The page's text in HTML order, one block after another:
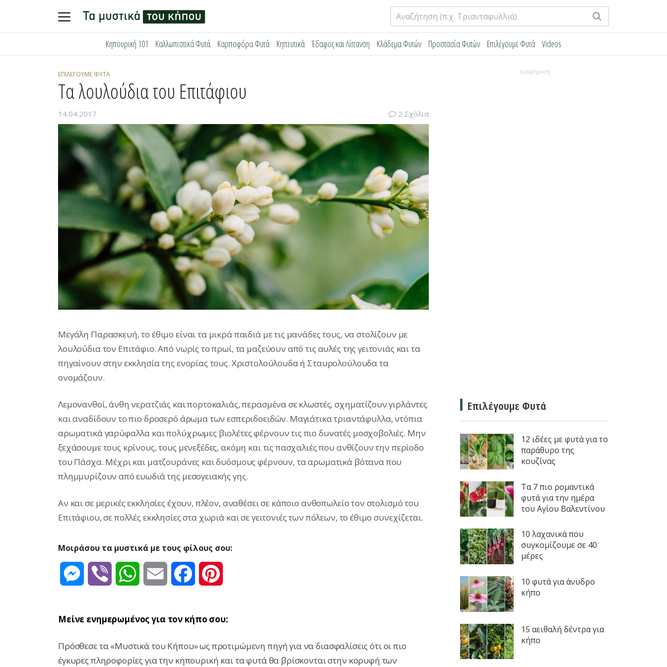
Αναζήτηση
για:
Κηπουρική 101 Καλλωπιστικά Φυτά Καρποφόρα Φυτά Κηπευτικά Έδαφος και Λίπανση Κλάδεμα Φυτών Προστασία Φυτών Επιλέγουμε Φυτά Videos
ΕΠΙΛΈΓΟΥΜΕ ΦΥΤΆ
Τα λουλούδια του Επιτάφιου
14.04.2017 2 Σχόλια
Μεγάλη Παρασκευή, το έθιμο είναι τα μικρά παιδιά με τις μανάδες τους, να στολίζουν με
λουλούδια τον Επιτάφιο. Από νωρίς το πρωί, τα μαζεύουν από τις αυλές της γειτονιάς και τα
πηγαίνουν στην εκκλησία της ενορίας τους. Χριστολούλουδα ή Σταυρολούλουδα τα
ονομάζουν.
Λεμονανθοί, άνθη νερατζιάς και πορτοκαλιάς, περασμένα σε κλωστές, σχηματίζουν γιρλάντες
και αναδίδουν το πιο δροσερό άρωμα των εσπεριδοειδών. Mαγιάτικα τριαντάφυλλα, ντόπια
αρωματικά γαρύφαλλα και πολύχρωμες βιολέτες φέρνουν τις πιο δυνατές μοσχοβολιές. Μην
ξεχάσουμε τους κρίνους, τους μενεξέδες, ακόμη και τις πασχαλιές που ανθίζουν την περίοδο
του Πάσχα. Μέχρι και ματζουράνες και δυόσμους φέρνουν, τα αρωματικά βότανα που
πλημμυρίζουν από ευωδιά της μεσογειακής γης.
Αν και σε μερικές εκκλησίες έχουν, πλέον, αναθέσει σε κάποιο ανθοπωλείο τον στολισμό του
Επιτάφιου, σε πολλές εκκλησίες στα χωριά και σε γειτονιές των πόλεων, το έθιμο συνεχίζεται.
Μοιράσου τα μυστικά με τους φίλους σου:
Messenger
Viber WhatsAppEmail Facebook
Μείνε ενημερωμένος για τον κήπο σου:
Πρόσθεσε τα «Μυστικά του Κήπου» ως προτιμώμενη πηγή για να διασφαλίσεις ότι οι πιο
έγκυρες πληροφορίες για την κηπουρική και τα φυτά θα βρίσκονται στην κορυφή των
Διαφήμιση
Επιλέγουμε Φυτά
12 ιδέες με φυτά για το
παράθυρο της
κουζίνας
Τα 7 πιο ρομαντικά
φυτά για την ημέρα
του Αγίου Βαλεντίνου
10 λαχανικά που
συγκομίζουμε σε 40
μέρες
10 φυτά για άνυδρο
κήπο
15 αειθαλή δέντρα για
κήπο